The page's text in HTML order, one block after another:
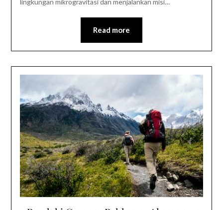
Read more